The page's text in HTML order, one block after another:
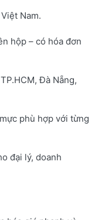
Nam.
hộp – có hóa đơn
Đà Nẵng,
phù hợp với từng
đại lý, doanh